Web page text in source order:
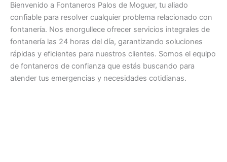
Bienvenido a Fontaneros Palos de Moguer, tu aliado
confiable para resolver cualquier problema relacionado con
fontanería. Nos enorgullece ofrecer servicios integrales de
fontanería las 24 horas del día, garantizando soluciones
rápidas y eficientes para nuestros clientes. Somos el equipo
de fontaneros de confianza que estás buscando para
atender tus emergencias y necesidades cotidianas.